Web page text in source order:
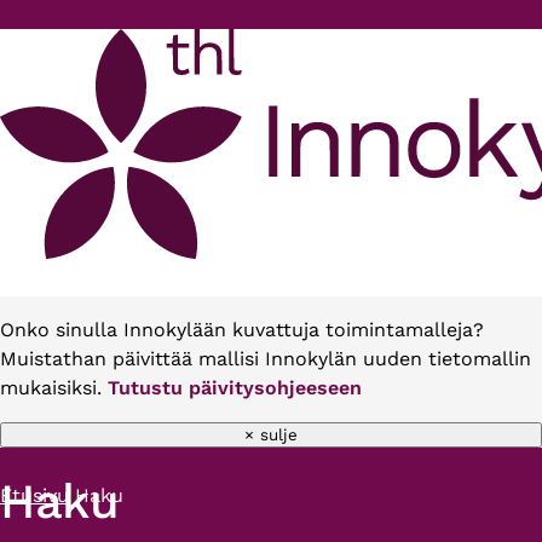
Onko sinulla Innokylään kuvattuja toimintamalleja?
Muistathan päivittää mallisi Innokylän uuden tietomallin
mukaisiksi. Tutustu päivitysohjeeseen
× sulje
Murupolku
Etusivu Haku
Haku